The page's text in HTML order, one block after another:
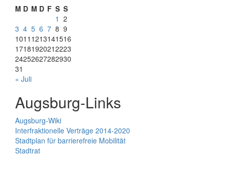
M D M D F S S
1 2
3 4 5 6 7 8 9
1011 1213141516
17181920212223
24252627282930
31
« Juli
Augsburg-Links
Augsburg-Wiki
Interfraktionelle Verträge 2014-2020
Stadtplan für barrierefreie Mobilität
Stadtrat